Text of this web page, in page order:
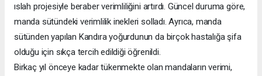
ıslah projesiyle beraber verimliliğini artırdı. Güncel duruma göre,
manda sütündeki verimlilik inekleri solladı. Ayrıca, manda
sütünden yapılan Kandıra yoğurdunun da birçok hastalığa şifa
olduğu için sıkça tercih edildiği öğrenildi.
Birkaç yıl önceye kadar tükenmekte olan mandaların verimi,